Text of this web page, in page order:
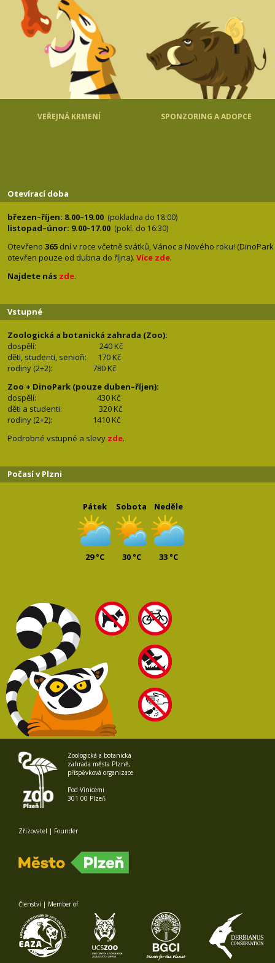
VEŘEJNÁ KRMENÍ SPONZORING A ADOPCE
Otevírací doba
březen–říjen: 8.00–19.00 (pokladna do 18:00)
listopad–únor: 9.00–17.00 (pokl. do 16:30)
Otevřeno 365 dní v roce včetně svátků, Vánoc a Nového roku! (DinoPark
otevřen pouze od dubna do října). Více zde.
Najdete nás zde.
Vstupné
Zoologická a botanická zahrada (Zoo):
dospělí:
240 Kč
děti, studenti, senioři: 170 Kč
rodiny (2+2): 780 Kč
Zoo + DinoPark (pouze duben–říjen):
dospělí: 430 Kč
děti a studenti: 320 Kč
rodiny (2+2): 1410 Kč
Podrobné vstupné a slevy zde.
Počasí v Plzni
Pátek
29 °C
Sobota
30 °C
Neděle
33 °C
Zoologická a botanická
zahrada města Plzně,
příspěvková organizace
Pod Vinicemi
301 00 Plzeň
Zřizovatel | Founder
Členství | Member of